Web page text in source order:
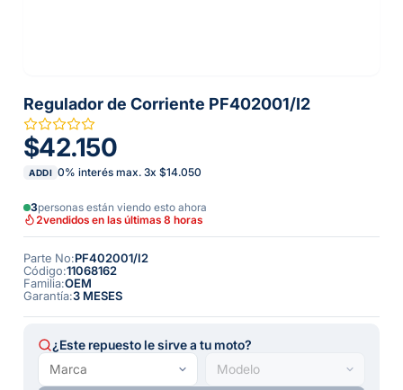
Regulador de Corriente PF402001/I2
$42.150
ADDI 0% interés max. 3x $14.050
3personas están viendo esto ahora
2vendidos en las últimas 8 horas
Parte No:PF402001/I2
Código:11068162
Familia:OEM
Garantía:3 MESES
¿Este repuesto le sirve a tu moto?